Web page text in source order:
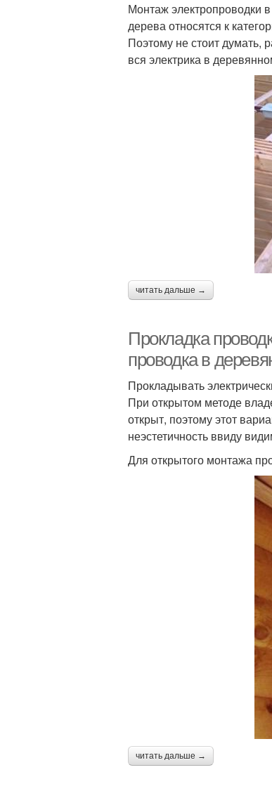
Монтаж электропроводки
дерева относятся к
Поэтому не стоит думать,
вся электрика в
читать дальше →
Прокладка
проводка в
Прокладывать
При открытом методе
открыт, поэтому этот
неэстетичность ввиду
Для открытого монтажа
читать дальше →